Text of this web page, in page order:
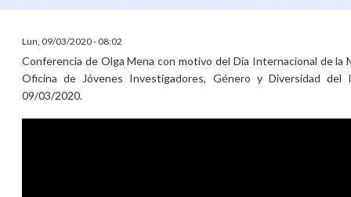
Lun, 09/03/2020 - 08:02
Conferencia de Olga Mena con motivo del Día Internacional de la
Oficina de Jóvenes Investigadores, Género y Diversidad del
09/03/2020.